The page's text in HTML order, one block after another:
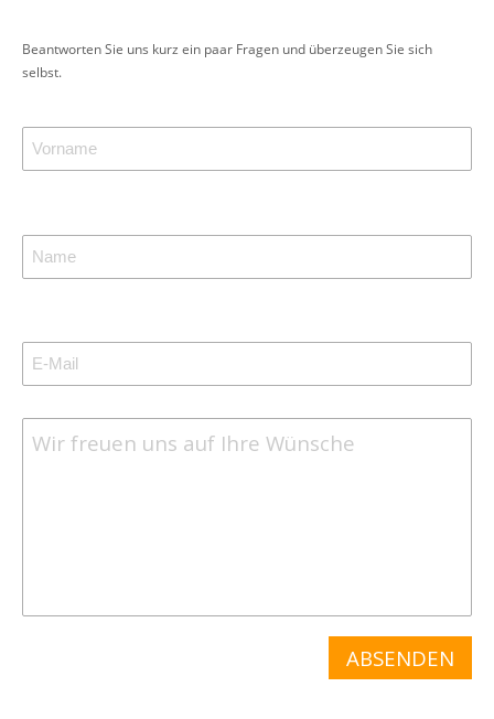
Beantworten Sie uns kurz ein paar Fragen und überzeugen Sie sich
selbst.